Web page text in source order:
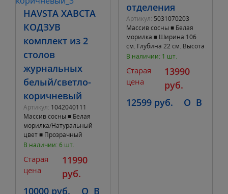
HAVSTA ХАВСТА
КОДЗУВ
комплект из 2
столов
журнальных
белый/светло-
коричневый
Артикул: 1042040111
Массив сосны ■ Белая
морилка/Натуральный
цвет ■ Прозрачный
акриловый лак ■ Размер
49 см ■ 41*41
В наличии: 6 шт.
Старая
цена
11990
руб.
10000 руб.
O B
отделения
Артикул: 5031070203
Массив сосны ■ Белая
морилка ■ Ширина 106
см. Глубина 22 см. Высота
101 см. ■ 4 отделения для
минимум 8 п
В наличии: 1 шт.
Старая
цена
13990
руб.
12599 руб.
O B